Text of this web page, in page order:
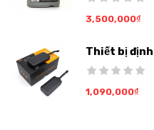
3,500,000₫
Thiết bị
1,090,000₫